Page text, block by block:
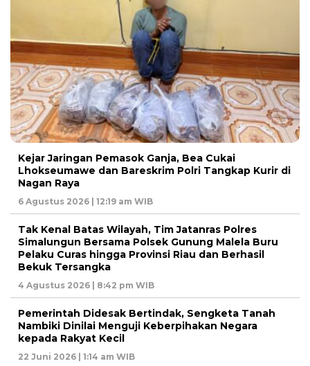
Kejar Jaringan Pemasok Ganja, Bea Cukai
Lhokseumawe dan Bareskrim Polri Tangkap Kurir di
Nagan Raya
6 Agustus 2026 | 12:19 am WIB
Tak Kenal Batas Wilayah, Tim Jatanras Polres
Simalungun Bersama Polsek Gunung Malela Buru
Pelaku Curas hingga Provinsi Riau dan Berhasil
Bekuk Tersangka
4 Agustus 2026 | 8:42 pm WIB
Pemerintah Didesak Bertindak, Sengketa Tanah
Nambiki Dinilai Menguji Keberpihakan Negara
kepada Rakyat Kecil
22 Juni 2026 | 1:14 am WIB